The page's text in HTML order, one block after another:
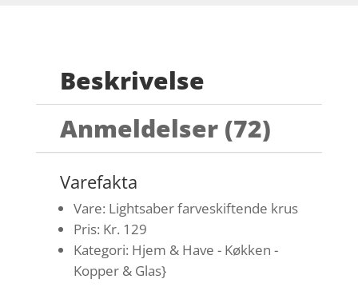
Beskrivelse
Anmeldelser (72)
Varefakta
Vare: Lightsaber farveskiftende krus
Pris: Kr. 129
Kategori: Hjem & Have - Køkken -
Kopper & Glas}